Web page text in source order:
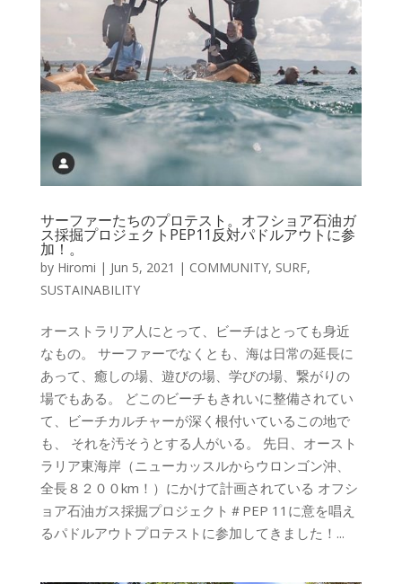
サーファーたちのプロテスト。オフショア石油ガ
ス採掘プロジェクトPEP11反対パドルアウトに参
加！。
by Hiromi | Jun 5, 2021 | COMMUNITY, SURF,
SUSTAINABILITY
オーストラリア人にとって、ビーチはとっても身近
なもの。 サーファーでなくとも、海は日常の延長に
あって、癒しの場、遊びの場、学びの場、繋がりの
場でもある。 どこのビーチもきれいに整備されてい
て、ビーチカルチャーが深く根付いているこの地で
も、 それを汚そうとする人がいる。 先日、オースト
ラリア東海岸（ニューカッスルからウロンゴン沖、
全長８２００km！）にかけて計画されている オフシ
ョア石油ガス採掘プロジェクト＃PEP 11に意を唱え
るパドルアウトプロテストに参加してきました！...